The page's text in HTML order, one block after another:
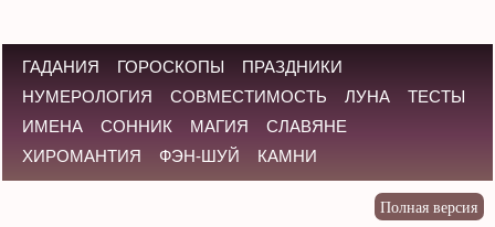
ГАДАНИЯ ГОРОСКОПЫ
ПРАЗДНИКИ
НУМЕРОЛОГИЯ
СОВМЕСТИМОСТЬ ЛУНА
ТЕСТЫ
ИМЕНА
СОННИК МАГИЯ
СЛАВЯНЕ
ХИРОМАНТИЯ
ФЭН-ШУЙ КАМНИ